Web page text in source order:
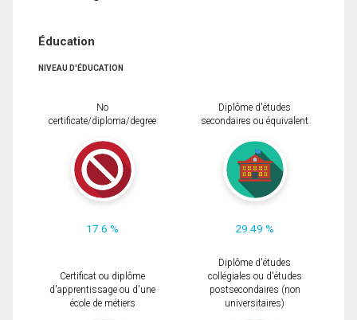
Éducation
NIVEAU D'ÉDUCATION
No
certificate/diploma/degree
17.6 %
Diplôme d'études
secondaires ou équivalent
29.49 %
Certificat ou diplôme
d'apprentissage ou d'une
école de métiers
Diplôme d'études
collégiales ou d'études
postsecondaires (non
universitaires)